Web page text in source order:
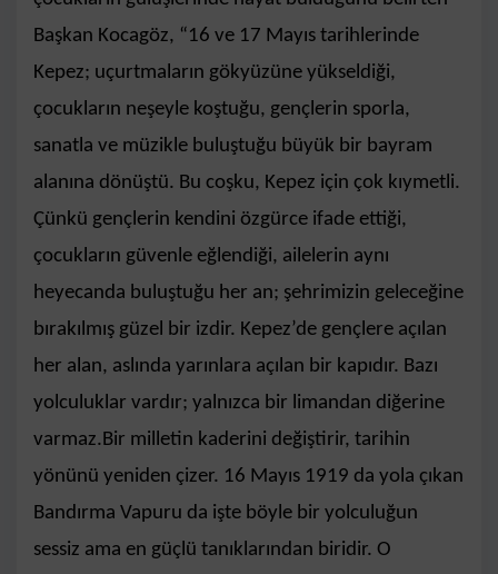
Başkan Kocagöz, “16 ve 17 Mayıs tarihlerinde
Kepez; uçurtmaların gökyüzüne yükseldiği,
çocukların neşeyle koştuğu, gençlerin sporla,
sanatla ve müzikle buluştuğu büyük bir bayram
alanına dönüştü. Bu coşku, Kepez için çok kıymetli.
Çünkü gençlerin kendini özgürce ifade ettiği,
çocukların güvenle eğlendiği, ailelerin aynı
heyecanda buluştuğu her an; şehrimizin geleceğine
bırakılmış güzel bir izdir. Kepez’de gençlere açılan
her alan, aslında yarınlara açılan bir kapıdır. Bazı
yolculuklar vardır; yalnızca bir limandan diğerine
varmaz.Bir milletin kaderini değiştirir, tarihin
yönünü yeniden çizer. 16 Mayıs 1919 da yola çıkan
Bandırma Vapuru da işte böyle bir yolculuğun
sessiz ama en güçlü tanıklarından biridir. O